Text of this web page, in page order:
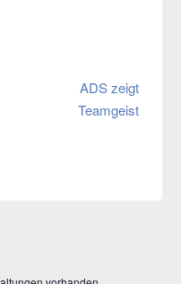
ADS zeigt
Teamgeist